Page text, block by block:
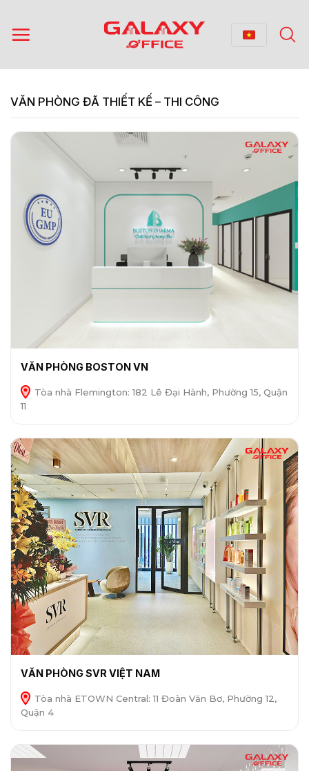
qua
nội
VĂN PHÒNG ĐÃ THIẾT KẾ – THI CÔNG
VĂN PHÒNG BOSTON VN
Tòa nhà Flemington: 182 Lê Đại Hành, Phường 15, Quận
11
VĂN PHÒNG SVR VIỆT NAM
Tòa nhà ETOWN Central: 11 Đoàn Văn Bơ, Phường 12,
Quận 4